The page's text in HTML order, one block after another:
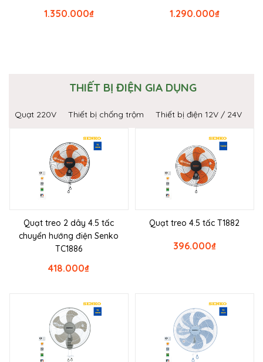
₫
1.350.000 ₫
1.290.000
THIẾT BỊ ĐIỆN GIA DỤNG
Quạt 220V Thiết bị chống trộm Thiết bị điện 12V / 24V
Quạt treo 2 dây 4.5 tấc
chuyển hướng điện Senko
TC1886
₫
418.000
Quạt treo 4.5 tấc T1882
₫
396.000